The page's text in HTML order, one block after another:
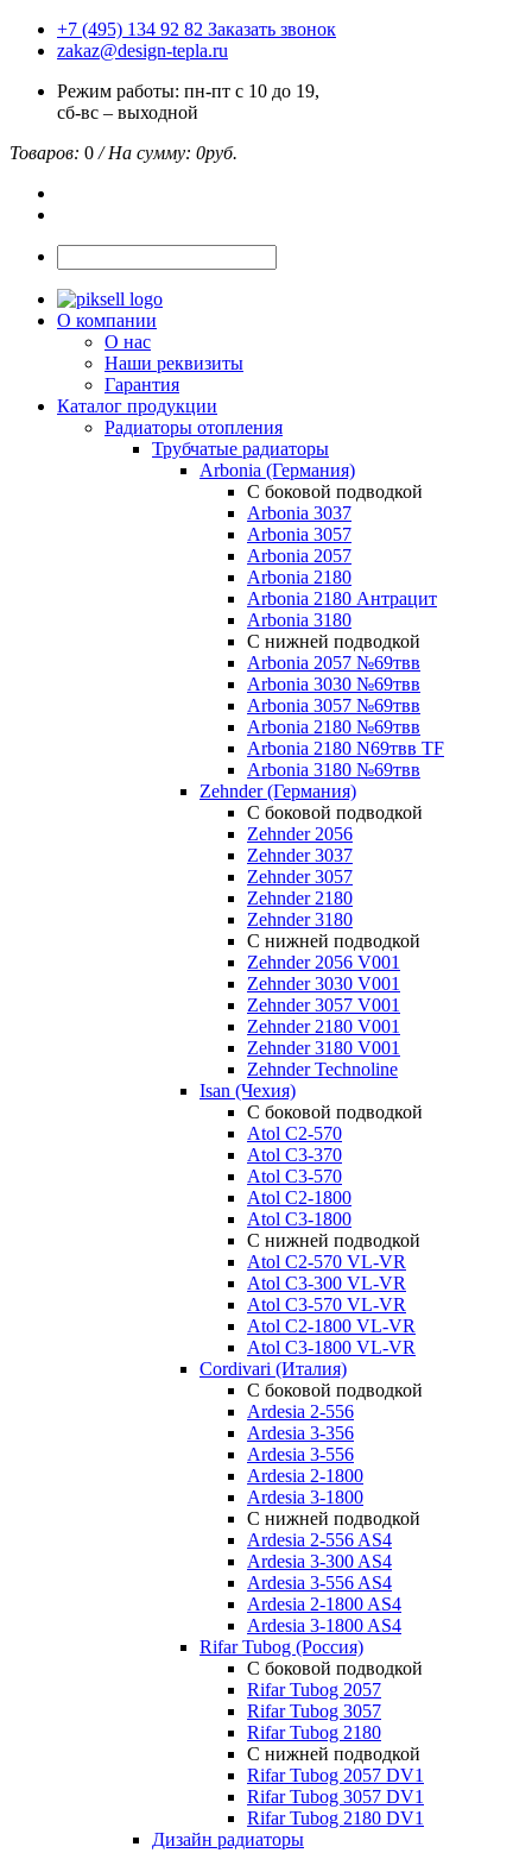
+7 (495) 134 92 82 Заказать звонок
zakaz@design-tepla.ru
Режим работы: пн-пт с 10 до 19,
сб-вс – выходной
Товаров: 0 / На сумму: 0руб.
О компании
О нас
Наши реквизиты
Гарантия
Каталог продукции
Радиаторы отопления
Трубчатые радиаторы
Arbonia (Германия)
С боковой подводкой
Arbonia 3037
Arbonia 3057
Arbonia 2057
Arbonia 2180
Arbonia 2180 Антрацит
Arbonia 3180
С нижней подводкой
Arbonia 2057 №69твв
Arbonia 3030 №69твв
Arbonia 3057 №69твв
Arbonia 2180 №69твв
Arbonia 2180 N69твв TF
Arbonia 3180 №69твв
Zehnder (Германия)
С боковой подводкой
Zehnder 2056
Zehnder 3037
Zehnder 3057
Zehnder 2180
Zehnder 3180
С нижней подводкой
Zehnder 2056 V001
Zehnder 3030 V001
Zehnder 3057 V001
Zehnder 2180 V001
Zehnder 3180 V001
Zehnder Technoline
Isan (Чехия)
С боковой подводкой
Atol C2-570
Atol C3-370
Atol C3-570
Atol C2-1800
Atol C3-1800
С нижней подводкой
Atol C2-570 VL-VR
Atol C3-300 VL-VR
Atol C3-570 VL-VR
Atol C2-1800 VL-VR
Atol C3-1800 VL-VR
Cordivari (Италия)
С боковой подводкой
Ardesia 2-556
Ardesia 3-356
Ardesia 3-556
Ardesia 2-1800
Ardesia 3-1800
С нижней подводкой
Ardesia 2-556 AS4
Ardesia 3-300 AS4
Ardesia 3-556 AS4
Ardesia 2-1800 AS4
Ardesia 3-1800 AS4
Rifar Tubog (Россия)
С боковой подводкой
Rifar Tubog 2057
Rifar Tubog 3057
Rifar Tubog 2180
С нижней подводкой
Rifar Tubog 2057 DV1
Rifar Tubog 3057 DV1
Rifar Tubog 2180 DV1
Дизайн радиаторы